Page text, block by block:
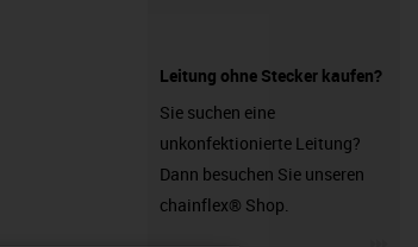
Leitung ohne Stecker kaufen?
Sie suchen eine
unkonfektionierte Leitung?
Dann besuchen Sie unseren
chainflex® Shop.